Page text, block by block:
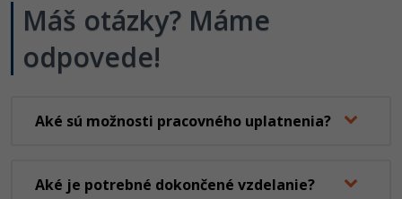
Máš otázky? Máme
odpovede!
Aké sú možnosti pracovného uplatnenia?
Aké je potrebné dokončené vzdelanie?